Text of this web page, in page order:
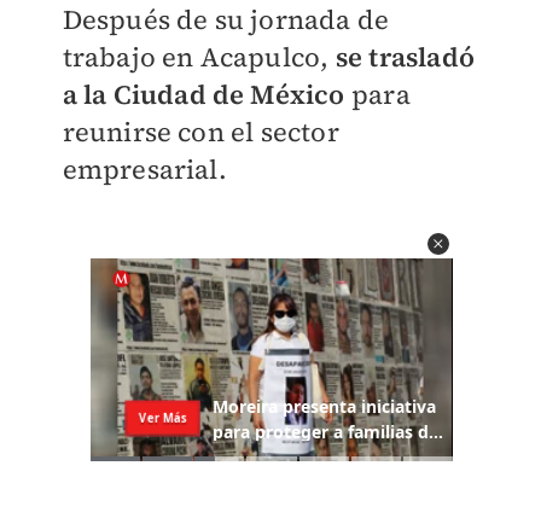
Después de su jornada de
trabajo en Acapulco, se trasladó
a la Ciudad de México para
reunirse con el sector
empresarial.